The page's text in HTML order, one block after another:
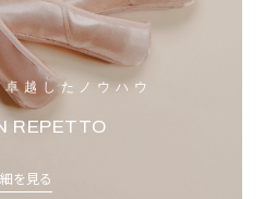
越したノウハウ
REPETTO
を見る